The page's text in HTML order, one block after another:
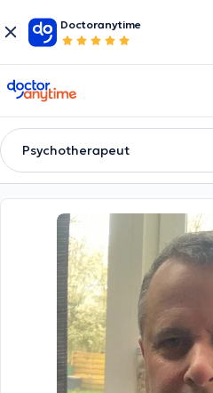
Doctoranytime
doctoranytime
Psychotherapeut